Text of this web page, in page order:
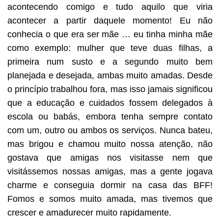
acontecendo comigo e tudo aquilo que viria
acontecer a partir daquele momento! Eu não
conhecia o que era ser mãe … eu tinha minha mãe
como exemplo: mulher que teve duas filhas, a
primeira num susto e a segundo muito bem
planejada e desejada, ambas muito amadas. Desde
o princípio trabalhou fora, mas isso jamais significou
que a educação e cuidados fossem delegados à
escola ou babás, embora tenha sempre contato
com um, outro ou ambos os serviços. Nunca bateu,
mas brigou e chamou muito nossa atenção, não
gostava que amigas nos visitasse nem que
visitássemos nossas amigas, mas a gente jogava
charme e conseguia dormir na casa das BFF!
Fomos e somos muito amada, mas tivemos que
crescer e amadurecer muito rapidamente.